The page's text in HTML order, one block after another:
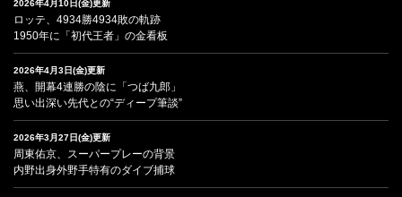
2026年4月10日(金)更新
ロッテ、4934勝4934敗の軌跡
1950年に「初代王者」の金看板
2026年4月3日(金)更新
燕、開幕4連勝の陰に「つば九郎」
思い出深い先代との“ディープ筆談”
2026年3月27日(金)更新
周東佑京、スーパープレーの背景
内野出身外野手特有のダイブ捕球